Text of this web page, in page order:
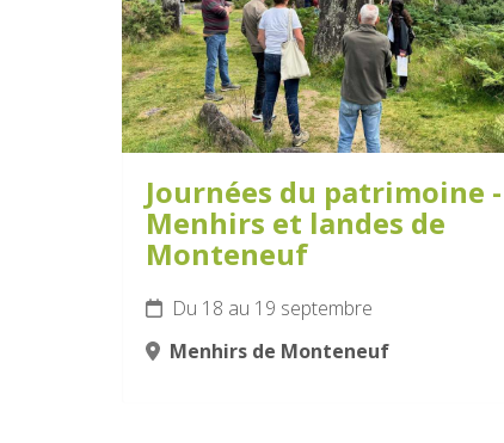
Journées du patrimoine -
Menhirs et landes de
Monteneuf
Du 18 au 19 septembre
Menhirs de Monteneuf